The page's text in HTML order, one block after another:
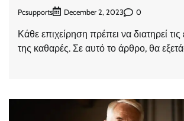
Pcsupports December 2, 2023 0
Κάθε επιχείρηση πρέπει να διατηρεί τις
της καθαρές. Σε αυτό το άρθρο, θα